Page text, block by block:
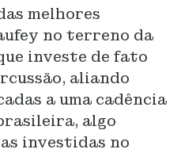
melhores
no terreno da
investe de fato
aliando
a uma cadência
algo
investidas no